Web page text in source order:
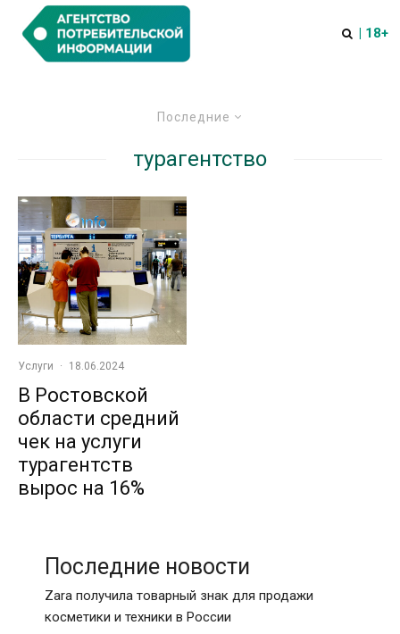
| 18+
Последние
турагентство
Услуги · 18.06.2024
В Ростовской
области средний
чек на услуги
турагентств
вырос на 16%
Последние новости
Zara получила товарный знак для продажи
косметики и техники в России